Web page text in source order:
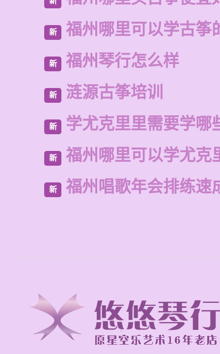
新 福州哪里可以学古筝
新 福州琴行怎么样
新 涟源古筝培训
新 学尤克里里需要学哪
新 福州哪里可以学尤克
新 福州唱歌年会排练速